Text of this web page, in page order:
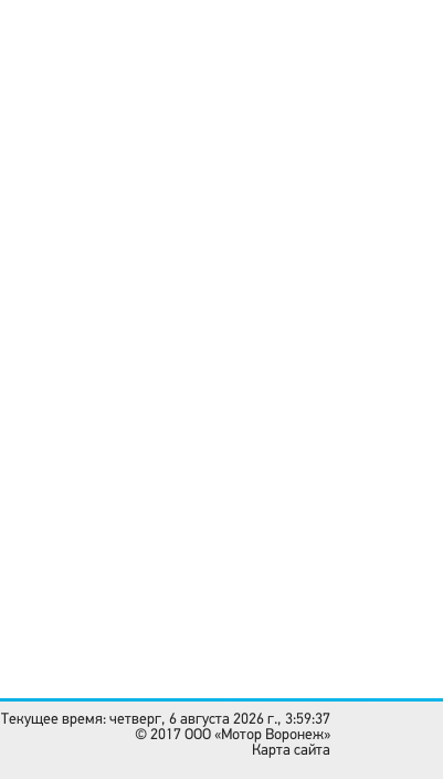
Текущее время: четверг, 6 августа 2026 г., 3:59:37
© 2017 OOO «Мотор Воронеж»
Карта сайта